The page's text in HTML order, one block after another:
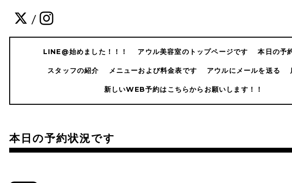
/
LINE@始めました！！！ アウル美容室のトップページです 本日の予
スタッフの紹介 メニューおよび料金表です アウルにメールを送る
新しいWEB予約はこちらからお願いします！！
本日の予約状況です